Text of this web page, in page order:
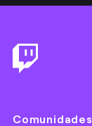
Comunidades